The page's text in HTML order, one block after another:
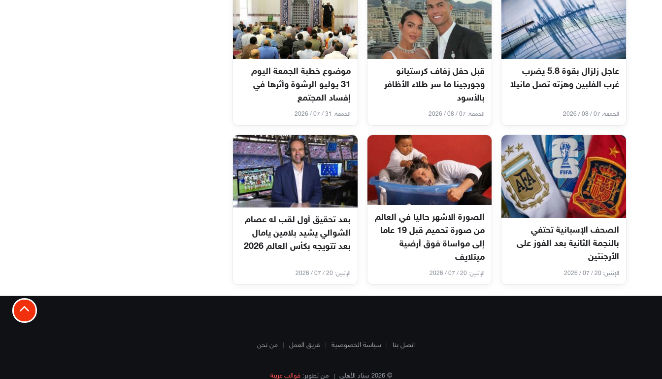
عاجل زلزال بقوة 5.8 يضرب
غرب الفلبين وهزته تصل مانيلا
الجمعة: 07 / 08 / 2026
قبل حفل زفاف كرستيانو
وجورجينا ما سر طلاء الأظافر
بالأسود
الجمعة: 07 / 08 / 2026
موضوع خطبة الجمعة اليوم
31 يوليو الرشوة وأثرها في
إفساد المجتمع
الجمعة: 31 / 07 / 2026
الصحف الإسبانية تحتفي
بالنجمة الثانية بعد الفوز على
الأرجنتين
الإثنين: 20 / 07 / 2026
الصورة الاشهر حاليا في العالم
من صورة تحميم قبل 19 عاما
إلى مواساة فوق أرضية
ميتلايف
الإثنين: 20 / 07 / 2026
بعد تحقيق أول لقب له عصام
الشوالي يشيد بلامين يامال
بعد تتويجه بكأس العالم 2026
الإثنين: 20 / 07 / 2026
اتصل بنا سياسة الخصوصية فريق العمل من نحن
© 2026 ستاد الأهلي من تطوير:قوالب عربية